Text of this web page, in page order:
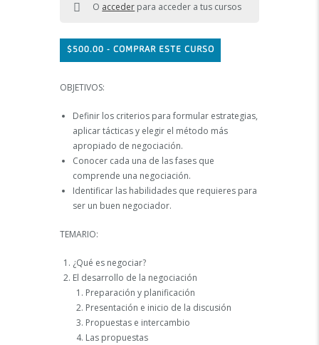
O acceder para acceder a tus cursos
$500.00 - COMPRAR ESTE CURSO
OBJETIVOS:
Definir los criterios para formular estrategias,
aplicar tácticas y elegir el método más
apropiado de negociación.
Conocer cada una de las fases que
comprende una negociación.
Identificar las habilidades que requieres para
ser un buen negociador.
TEMARIO:
¿Qué es negociar?
El desarrollo de la negociación
Preparación y planificación
Presentación e inicio de la discusión
Propuestas e intercambio
Las propuestas